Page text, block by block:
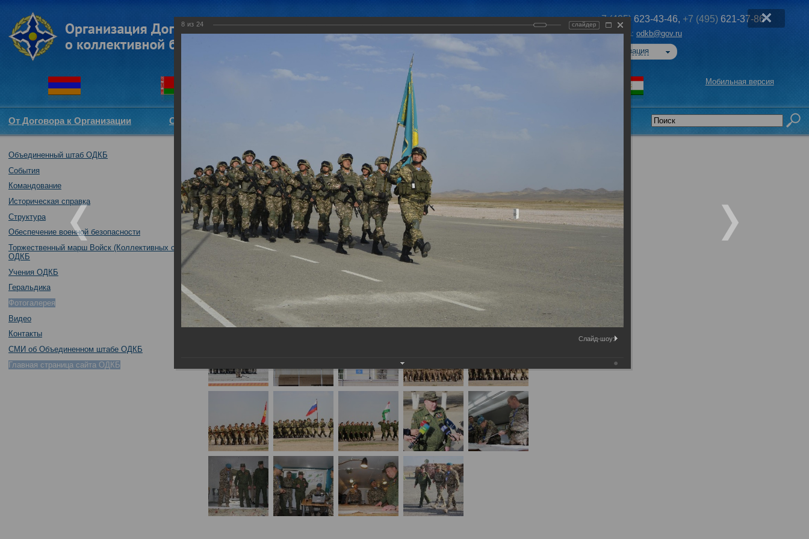
+7 (495) 623-43-46, +7 (495) 621-37-86
Эл. почта: odkb@gov.ru
Авторизация
Мобильная версия
От Договора к Организации Структура ОДКБ Аналитика
Объединенный штаб ОДКБ
События
Командование
Историческая справка
Структура
Обеспечение военной безопасности
Торжественный марш Войск (Коллективных сил)
ОДКБ
Учения ОДКБ
Геральдика
Фотогалерея
Видео
Контакты
СМИ об Объединенном штабе ОДКБ
Главная страница сайта ОДКБ
В Казахстане началось тактико-специальное учение с силами и средствами разведывательных
служб и подразделений государств - членов ОДКБ «Поиск-2018»
01.10.2018
8 из 24 слайдер
Слайд-шоу: